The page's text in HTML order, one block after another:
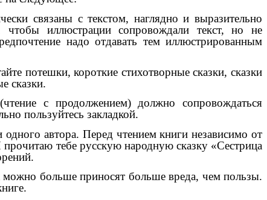
связаны с текстом, наглядно и выразительно
чтобы иллюстрации сопровождали текст, но не
надо отдавать тем иллюстрированным
потешки, короткие стихотворные сказки, сказки
сказки.
с продолжением) должно сопровождаться
пользуйтесь закладкой.
автора. Перед чтением книги независимо от
прочитаю тебе русскую народную сказку «Сестрица
можно больше приносят больше вреда, чем пользы.